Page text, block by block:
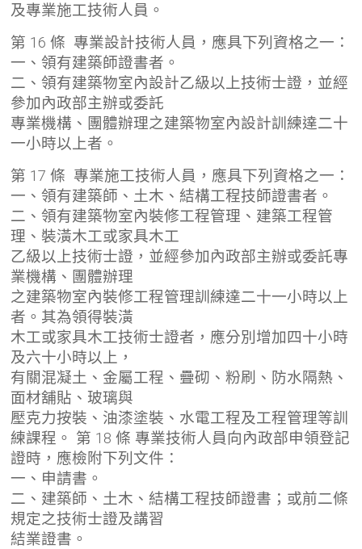
及專業施工技術人員。
第 16 條 專業設計技術人員，應具下列資格之一：
一、領有建築師證書者。
二、領有建築物室內設計乙級以上技術士證，並經
參加內政部主辦或委託
專業機構、團體辦理之建築物室內設計訓練達二十
一小時以上者。
第 17 條 專業施工技術人員，應具下列資格之一：
一、領有建築師、土木、結構工程技師證書者。
二、領有建築物室內裝修工程管理、建築工程管
理、裝潢木工或家具木工
乙級以上技術士證，並經參加內政部主辦或委託專
業機構、團體辦理
之建築物室內裝修工程管理訓練達二十一小時以上
者。其為領得裝潢
木工或家具木工技術士證者，應分別增加四十小時
及六十小時以上，
有關混凝土、金屬工程、疊砌、粉刷、防水隔熱、
面材舖貼、玻璃與
壓克力按裝、油漆塗裝、水電工程及工程管理等訓
練課程。 第 18 條 專業技術人員向內政部申領登記
證時，應檢附下列文件：
一、申請書。
二、建築師、土木、結構工程技師證書；或前二條
規定之技術士證及講習
結業證書。